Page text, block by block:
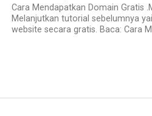
Cara Mendapatkan Domain Gratis
Melanjutkan tutorial sebelumnya
website secara gratis. Baca: Cara